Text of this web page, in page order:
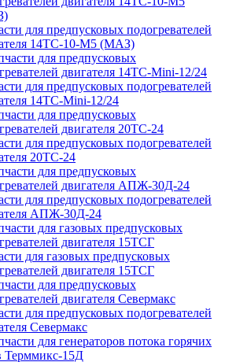
для предпусковых подогревателей
14ТС-10-М5 (МАЗ)
для предпусковых подогревателей
14ТС-Mini-12/24
для предпусковых подогревателей
20ТС-24
для предпусковых подогревателей
АПЖ-30Д-24
для газовых предпусковых
двигателя 15ТСГ
для предпусковых подогревателей
Севермакс